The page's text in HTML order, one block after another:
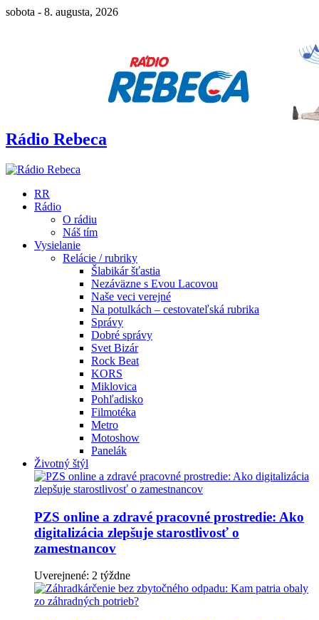
sobota - 8. augusta, 2026
Rádio Rebeca
RR
Rádio
O rádiu
Náš tím
Vysielanie
Relácie / rubriky
Šlabikár šťastia
Nezáväzne s Evou Lacovou
Naše veci verejné
Na potulkách – cestovateľská rubrika
Správy
Dobré správy
Svet Bizár
Rock Beat
KORS
Miklovica
Pohľadisko
Filmotéka
Metro
Motoshow
Panelák
Životný štýl
PZS online a zdravé pracovné prostredie: Ako
digitalizácia zlepšuje starostlivosť o
zamestnancov
Uverejnené: 2 týždne